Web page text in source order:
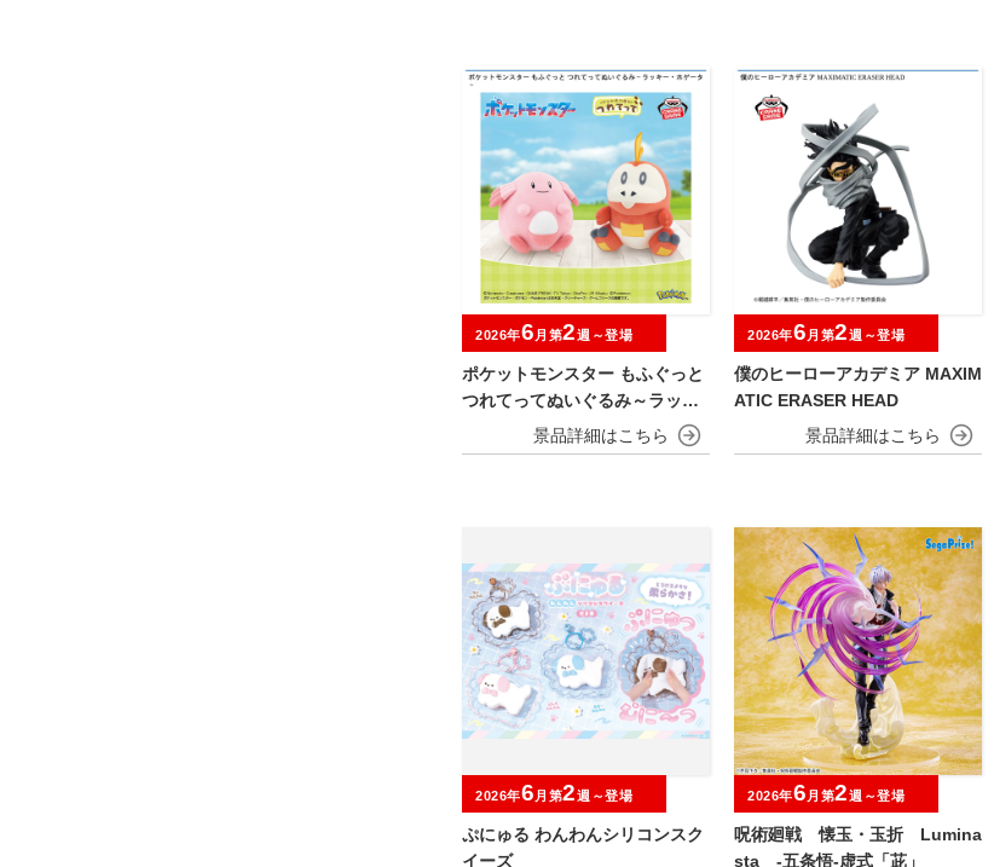
ポケットモンスター もふぐっと
つれてってぬいぐるみ～ラッキ
ー・ホゲータ～
2026年6 月第2週～登場
僕のヒーローアカデミア MAXIM
ATIC ERASER HEAD
2026年6 月第2週～登場
ぷにゅる わんわんシリコンスク
イーズ
2026年6 月第2週～登場
呪術廻戦 懐玉・玉折 Lumina
sta ‐五条悟‐虚式「茈」
2026年6 月第2週～登場